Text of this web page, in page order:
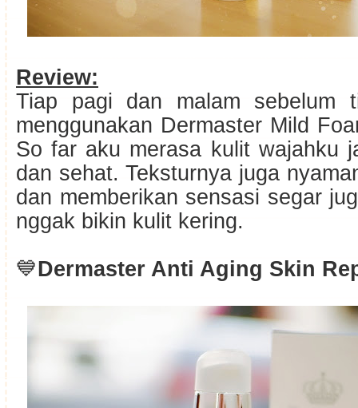
Review:
Tiap pagi dan malam sebelum
menggunakan Dermaster Mild
So far aku merasa kulit wajahku
dan sehat. Teksturnya juga
dan memberikan sensasi segar
nggak bikin kulit kering.
💙Dermaster Anti Aging Skin